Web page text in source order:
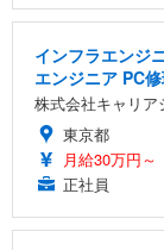
インフラエンジ
エンジニア PC
株式会社キャリア
東京都
月給30万円～
正社員